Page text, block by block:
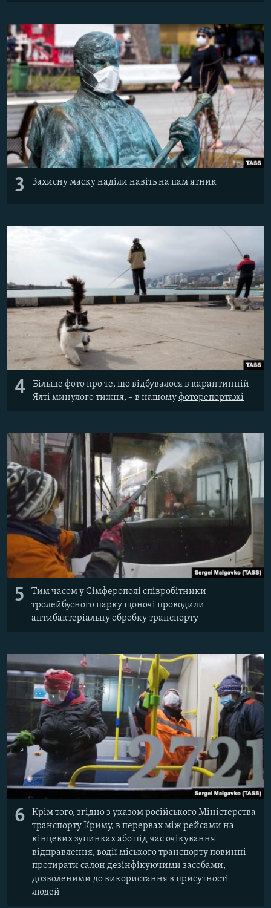
3 Захисну маску наділи навіть на пам'ятник
4
Більше фото про те, що відбувалося в карантинній
Ялті минулого тижня, – в нашомуфоторепортажі
5
Тим часом у Сімферополі співробітники
тролейбусного парку щоночі проводили
антибактеріальну обробку транспорту
6
Крім того, згідно з указом російського Міністерства
транспорту Криму, в перервах між рейсами на
кінцевих зупинках або під час очікування
відправлення, водії міського транспорту повинні
протирати салон дезінфікуючими засобами,
дозволеними до використання в присутності
людей